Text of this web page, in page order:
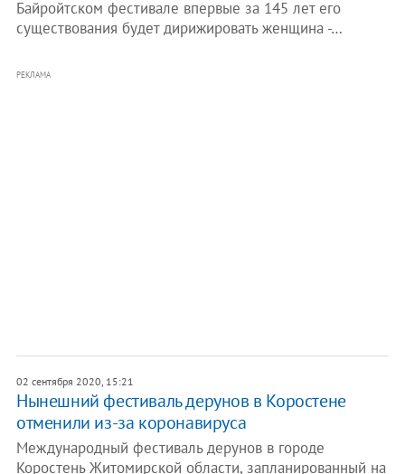
Байройтском фестивале впервые за 145 лет его
существования будет дирижировать женщина -…
РЕКЛАМА
02 сентября 2020, 15:21
Нынешний фестиваль дерунов в Коростене
отменили из-за коронавируса
Международный фестиваль дерунов в городе
Коростень Житомирской области, запланированный на